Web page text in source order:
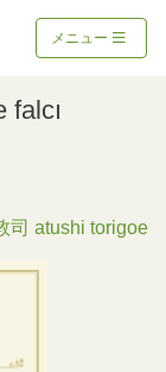
メニュー
falcı
司 atushi torigoe